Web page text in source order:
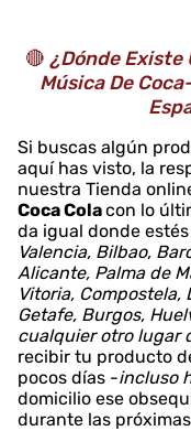
🔴 ¿Dónde Existe
Música De
Si buscas algún
aquí has visto, la
nuestra Tienda
Coca Colacon lo
da igual donde estés
Valencia, Bilbao,
Alicante, Palma de
Vitoria, Compostela,
Getafe, Burgos,
cualquier otro lugar
recibir tu producto
pocos días -incluso
domicilio ese
durante las